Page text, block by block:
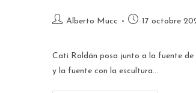
Alberto Mucc 17 octobre
Cati Roldán posa junto a la fuente de
y la fuente con la escultura…